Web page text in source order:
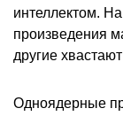
интеллектом.
произведения
другие
Одноядерные